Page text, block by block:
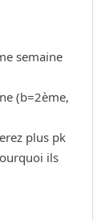
semaine
(b=2ème,
plus pk
ils